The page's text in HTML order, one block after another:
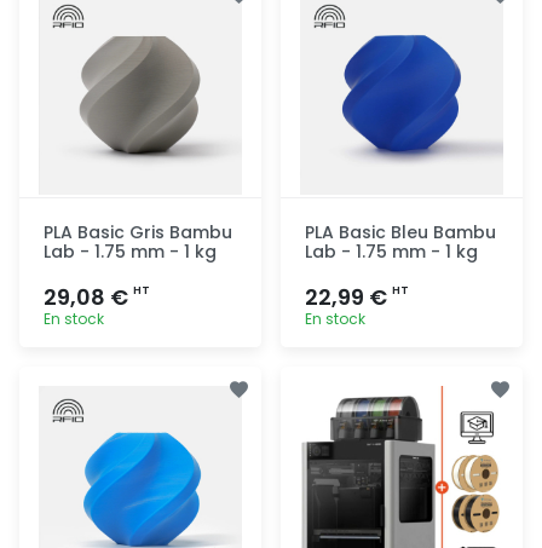
PLA Basic Gris Bambu
Lab - 1.75 mm - 1 kg
29,08 € HT
En stock
PLA Basic Bleu Bambu
Lab - 1.75 mm - 1 kg
22,99 € HT
En stock
rapide